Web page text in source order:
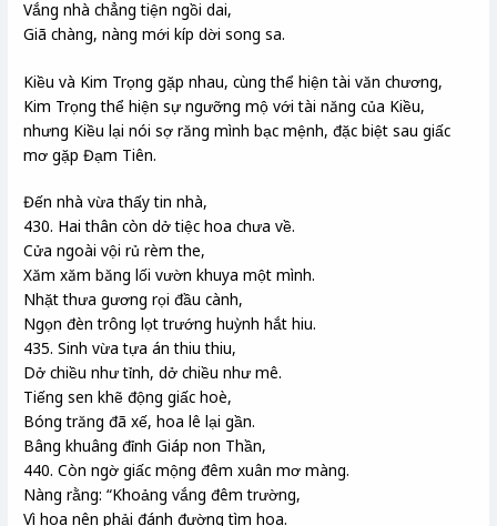
Vắng nhà chẳng tiện ngồi dai,
Giã chàng, nàng mới kíp dời song sa.
Kiều và Kim Trọng gặp nhau, cùng thể hiện tài văn chương,
Kim Trọng thể hiện sự ngưỡng mộ với tài năng của Kiều,
nhưng Kiều lại nói sợ răng mình bạc mệnh, đặc biệt sau giấc
mơ gặp Đạm Tiên.
Đến nhà vừa thấy tin nhà,
430. Hai thân còn dở tiệc hoa chưa về.
Cửa ngoài vội rủ rèm the,
Xăm xăm băng lối vườn khuya một mình.
Nhặt thưa gương rọi đầu cành,
Ngọn đèn trông lọt trướng huỳnh hắt hiu.
435. Sinh vừa tựa án thiu thiu,
Dở chiều như tỉnh, dở chiều như mê.
Tiếng sen khẽ động giấc hoè,
Bóng trăng đã xế, hoa lê lại gần.
Bâng khuâng đỉnh Giáp non Thần,
440. Còn ngờ giấc mộng đêm xuân mơ màng.
Nàng rằng: “Khoảng vắng đêm trường,
Vì hoa nên phải đánh đường tìm hoa.